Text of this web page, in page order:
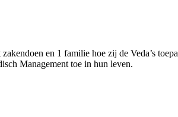
en 1 familie hoe zij de Veda’s
Management toe in hun leven.